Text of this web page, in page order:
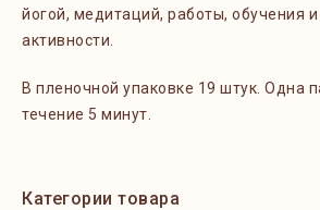
йогой, медитаций, работы, обучения и
активности.
В пленочной упаковке 19 штук. Одна
течение 5 минут.
Категории товара